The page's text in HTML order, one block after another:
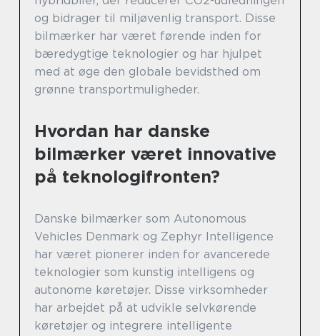
og bidrager til miljøvenlig transport. Disse
bilmærker har været førende inden for
bæredygtige teknologier og har hjulpet
med at øge den globale bevidsthed om
grønne transportmuligheder.
Hvordan har danske
bilmærker været innovative
på teknologifronten?
Danske bilmærker som Autonomous
Vehicles Denmark og Zephyr Intelligence
har været pionerer inden for avancerede
teknologier som kunstig intelligens og
autonome køretøjer. Disse virksomheder
har arbejdet på at udvikle selvkørende
køretøjer og integrere intelligente